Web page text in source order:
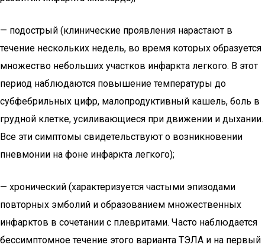
— подострый (клинические проявления нарастают в
течение нескольких недель, во время которых образуется
множество небольших участков инфаркта легкого. В этот
период наблюдаются повышение температуры до
субфебрильных цифр, малопродуктивный кашель, боль в
грудной клетке, усиливающиеся при движении и дыхании.
Все эти симптомы свидетельствуют о возникновении
пневмонии на фоне инфаркта легкого);
— хронический (характеризуется частыми эпизодами
повторных эмболий и образованием множественных
инфарктов в сочетании с плевритами. Часто наблюдается
бессимптомное течение этого варианта ТЭЛА и на первый